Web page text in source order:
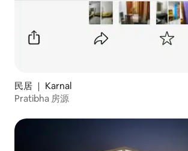
民居 ｜ Karnal
Pratibha 房源